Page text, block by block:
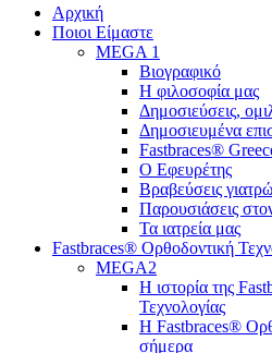
Close
Menu
Αρχική
Ποιοι Είμαστε
MEGA 1
Βιογραφικό
Η φιλοσοφία μας
Δημοσιεύσεις,
Δημοσιευμένα
Fastbraces®
Ο Εφευρέτης
Bραβεύσεις
Παρουσιάσεις
Τα ιατρεία μας
Fastbraces® Ορθοδοντική
MEGA2
Η ιστορία της
Τεχνολογίας
H Fastbraces®
σήμερα